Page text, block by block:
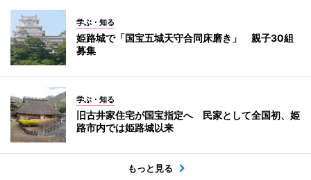
学ぶ・知る
姫路城で「国宝五城天守合同床磨き」 親子30組
募集
学ぶ・知る
旧古井家住宅が国宝指定へ 民家として全国初、姫
路市内では姫路城以来
もっと見る